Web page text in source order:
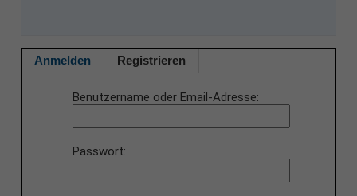
Anmelden Registrieren
Benutzername oder Email-Adresse
Passwort